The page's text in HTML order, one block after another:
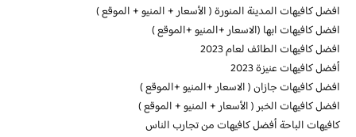
افضل كافيهات المدينة المنورة ( الأسعار + المنيو + الموقع )
افضل كافيهات ابها (الاسعار +المنيو +الموقع )
افضل كافيهات الطائف لعام 2023
أفضل كافيهات عنيزة 2023
افضل كافيهات جازان ( الاسعار +المنيو +الموقع )
افضل كافيهات الخبر ( الأسعار + المنيو + الموقع )
كافيهات الباحة أفضل كافيهات من تجارب الناس